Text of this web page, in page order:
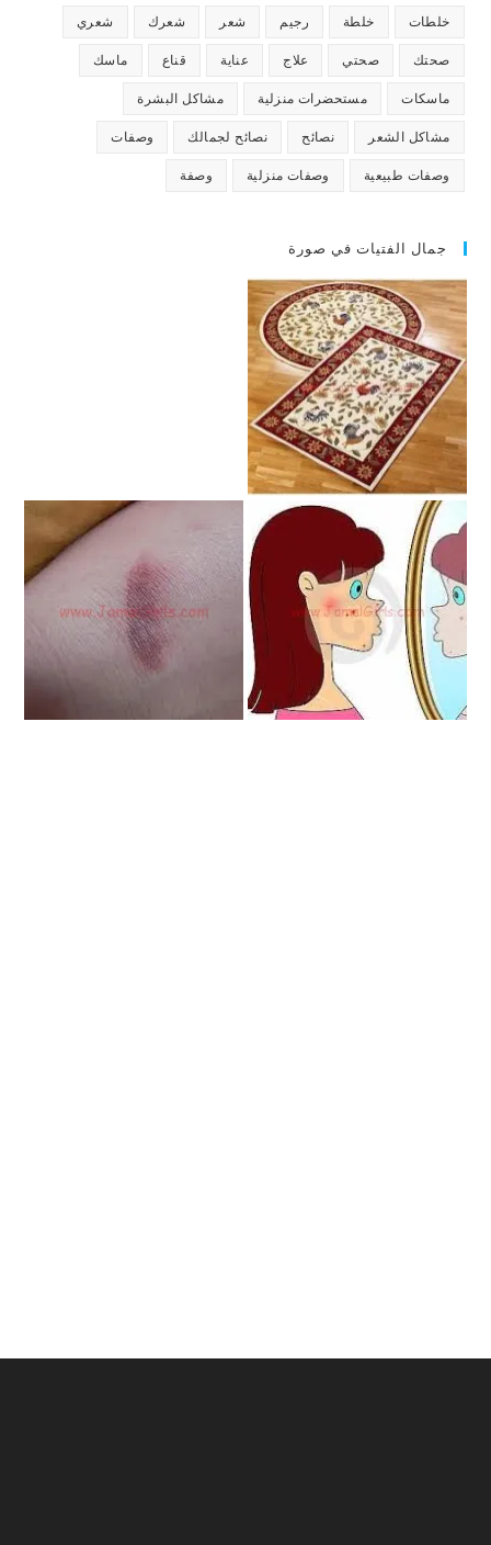
خلطات خلطة رجيم شعر شعرك شعري
صحتك صحتي علاج عناية قناع ماسك
ماسكات مستحضرات منزلية مشاكل البشرة
مشاكل الشعر نصائح نصائح لجمالك وصفات
وصفات طبيعية وصفات منزلية وصفة
جمال الفتيات في صورة